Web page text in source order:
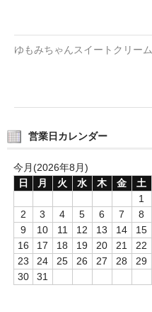
花豆
野沢菜
椎茸
梅
もろみ漬け
ゆもみちゃんスイートクリーム
営業日カレンダー
今月(2026年8月)
日
月 火 水 木 金
土
1
2
3 4 5 6 7
8
9
10 11 12 13 14
15
16
17 18 19 20 21
22
23
24 25 26 27 28
29
30
31